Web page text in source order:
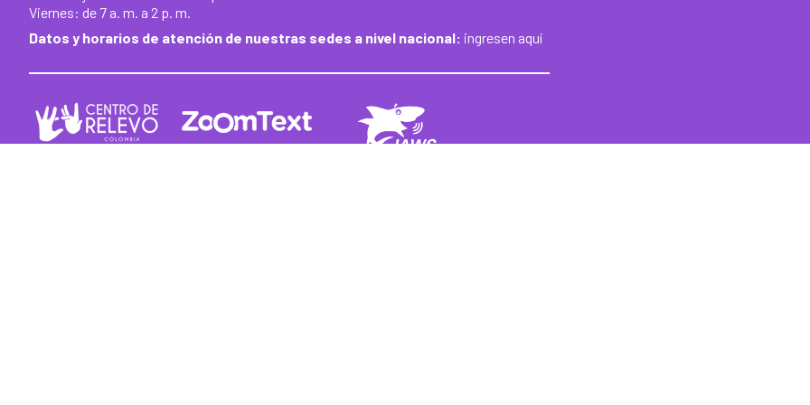
Viernes: de 7 a. m. a 2 p. m.
Datos y horarios de atención de nuestras sedes a nivel nacional: ingresen aquí